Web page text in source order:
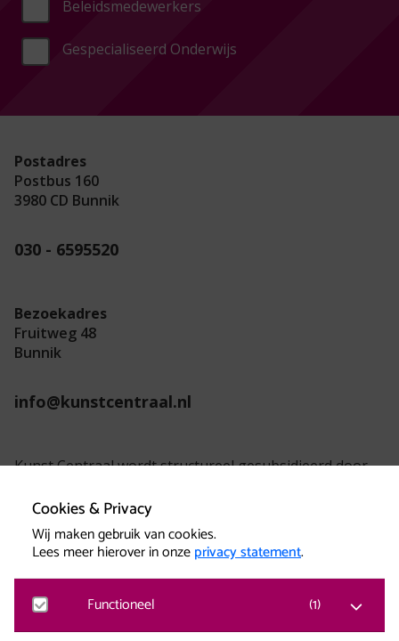
Cookies & Privacy
Wij maken gebruik van cookies.
Lees meer hierover in onzeprivacy statement.
Functioneel (1)
Beleidsmedewerkers
Gespecialiseerd Onderwijs
Postadres
Postbus 160
3980 CD Bunnik
030 - 6595520
Bezoekadres
Fruitweg 48
Bunnik
info@kunstcentraal.nl
Kunst Centraal wordt structureel gesubsidieerd door
Kunst Centraal versterkt creatieve kracht.